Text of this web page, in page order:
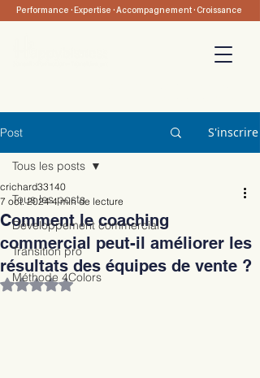
Performance · Expertise · Accompagnement · Croissance
Post S'inscrire
Tous les posts
Développement commercial
Transition pro
Méthode 4Colors
Tous les posts
Comment le coaching
commercial peut-il améliorer les
résultats des équipes de vente ?
crichard33140
7 oct. 2024 4 min de lecture
Noté NaN étoiles sur 5.